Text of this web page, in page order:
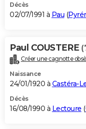
Décès
02/07/1991 à Pau (
Paul COUSTERE
Créer une cagnotte
Naissance
24/01/1920 à Castéra-
Décès
16/08/1990 à Lectoure (